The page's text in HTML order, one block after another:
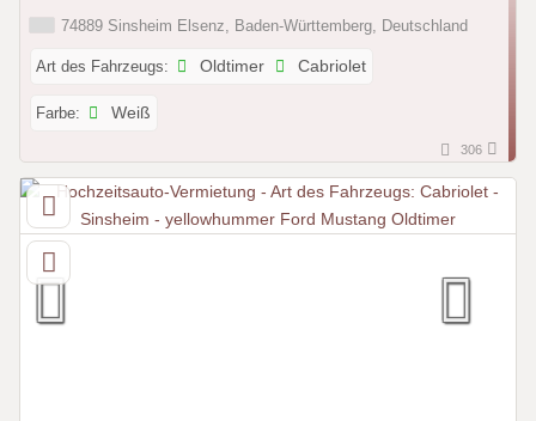
74889 Sinsheim Elsenz, Baden-Württemberg, Deutschland
Art des Fahrzeugs: Oldtimer Cabriolet
Farbe: Weiß
306